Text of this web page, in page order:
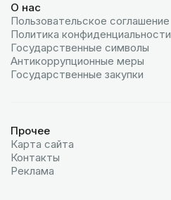
О нас
Пользовательское соглашение
Политика конфиденциальности
Государственные символы
Антикоррупционные меры
Государственные закупки
Прочее
Карта сайта
Контакты
Реклама